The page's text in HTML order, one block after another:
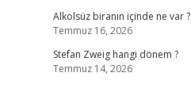
Alkolsüz biranın içinde ne var ?
Temmuz 16, 2026
Stefan Zweig hangi dönem ?
Temmuz 14, 2026